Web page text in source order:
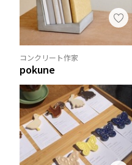
コンクリート作家
pokune